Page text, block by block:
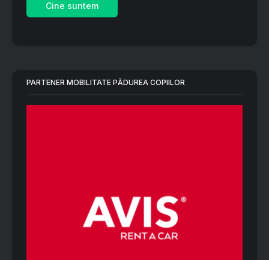
Cine suntem
PARTENER MOBILITATE PĂDUREA COPIILOR